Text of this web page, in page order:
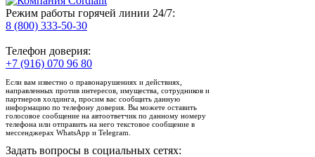
Режим работы горячей линии 24/7:
8 (800) 333-50-30
Телефон доверия:
+7 (916) 070 96 80
Если вам известно о правонарушениях и действиях,
направленных против интересов, имущества, сотрудников и
партнеров холдинга, просим вас сообщить данную
информацию по телефону доверия. Вы можете оставить
голосовое сообщение на автоответчик по данному номеру
телефона или отправить на него текстовое сообщение в
мессенджерах WhatsApp и Telegram.
Задать вопросы в социальных сетях: